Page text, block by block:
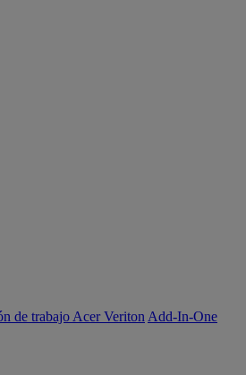
de trabajo Acer Veriton Add-In-One